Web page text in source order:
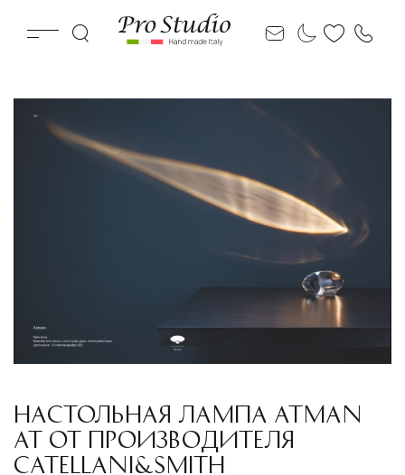
НАСТОЛЬНАЯ ЛАМПА ATMAN
AT ОТ ПРОИЗВОДИТЕЛЯ
CATELLANI&SMITH